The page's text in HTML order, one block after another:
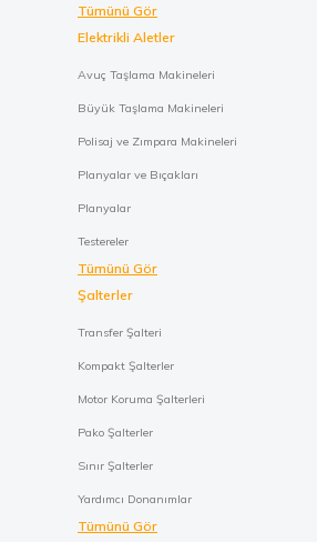
Tümünü Gör
Elektrikli Aletler
Avuç Taşlama Makineleri
Büyük Taşlama Makineleri
Polisaj ve Zımpara Makineleri
Planyalar ve Bıçakları
Planyalar
Testereler
Tümünü Gör
Şalterler
Transfer Şalteri
Kompakt Şalterler
Motor Koruma Şalterleri
Pako Şalterler
Sınır Şalterler
Yardımcı Donanımlar
Tümünü Gör